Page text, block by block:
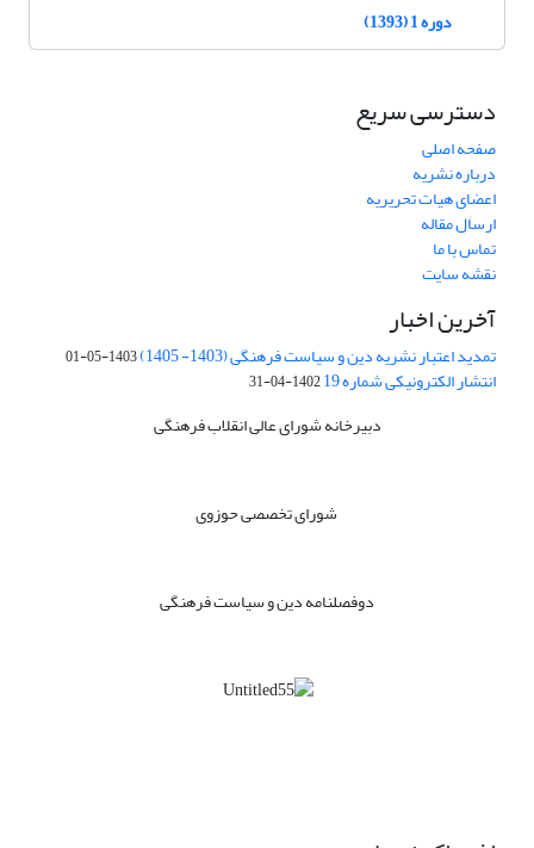
دوره 1 (1393)
دسترسی سریع
صفحه اصلی
درباره نشریه
اعضای هیات تحریریه
ارسال مقاله
تماس با ما
نقشه سایت
آخرین اخبار
تمدید اعتبار نشریه دین و سیاست فرهنگی (1403- 1405) 1403-05-01
انتشار الکترونیکی شماره 19 1402-04-31
دبیرخانه شورای عالی انقلاب فرهنگی
شورای تخصصی حوزوی
دوفصلنامه دین و سیاست فرهنگی